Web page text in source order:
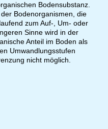
Bodensubstanz.
Bodenorganismen, die
zum Auf-, Um- oder
Sinne wird in der
Anteil im Boden als
Umwandlungsstufen
nicht möglich.